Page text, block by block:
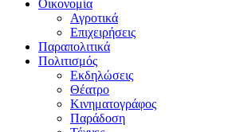
Οικονομία
Αγροτικά
Επιχειρήσεις
Παραπολιτικά
Πολιτισμός
Εκδηλώσεις
Θέατρο
Κινηματογράφος
Παράδοση